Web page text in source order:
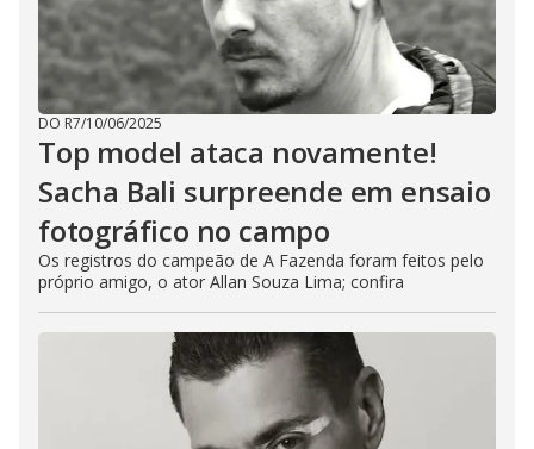
DO R7/10/06/2025
Top model ataca novamente!
Sacha Bali surpreende em ensaio
fotográfico no campo
Os registros do campeão de A Fazenda foram feitos pelo
próprio amigo, o ator Allan Souza Lima; confira